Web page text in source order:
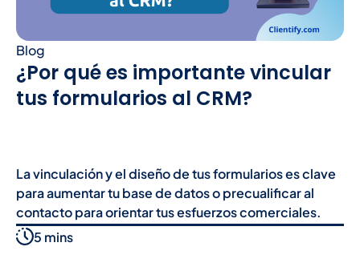
Blog
¿Por qué es importante vincular
tus formularios al CRM?
La vinculación y el diseño de tus formularios es clave
para aumentar tu base de datos o precualificar al
contacto para orientar tus esfuerzos comerciales.
5 mins